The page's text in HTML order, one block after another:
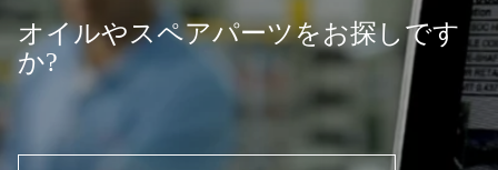
オイルやスペアパーツをお探しです
か?